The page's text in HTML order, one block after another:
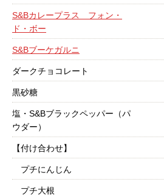
S&Bカレープラス フォン・
ド・ボー
S&Bブーケガルニ
ダークチョコレート
黒砂糖
塩・S&Bブラックペッパー（パ
ウダー）
【付け合わせ】
プチにんじん
プチ大根